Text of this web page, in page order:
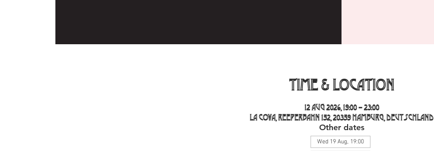
Time & Location
12 Aug 2026, 19:00 – 23:00
La Cova, Reeperbahn 152, 20359 Hamburg, Deutschland
Other dates
Wed 19 Aug, 19:00